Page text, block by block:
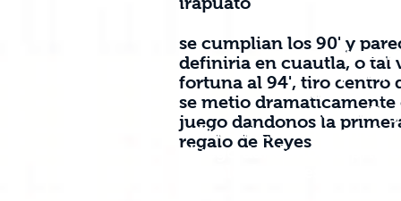
se cumplian los 90' y
definiria en cuautla, o tal
fortuna al 94', tiro centro
se metio
juego dandonos la
regalo de Reyes
se cumplian
el
cuautla, o
tapatio,
tiro centro
no por
dramaticamente en
juego dandonos la